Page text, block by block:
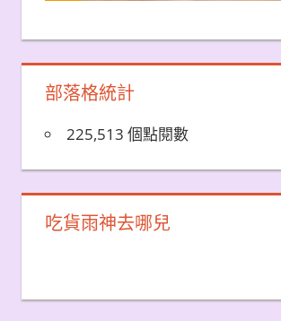
部落格統計
225,513 個點閱數
吃貨雨神去哪兒